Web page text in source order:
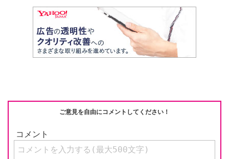
ご意見を自由にコメントしてください！